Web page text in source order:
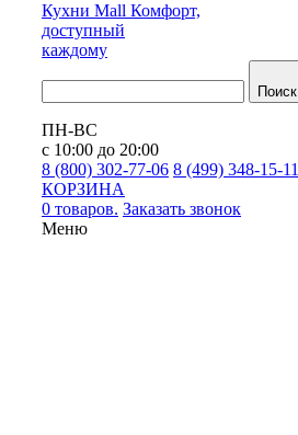
Кухни Mall Комфорт,
доступный
каждому
Поиск
ПН-ВС
с 10:00 до 20:00
8 (800) 302-77-06 8 (499) 348-15-11
КОРЗИНА
0 товаров. Заказать звонок
Меню